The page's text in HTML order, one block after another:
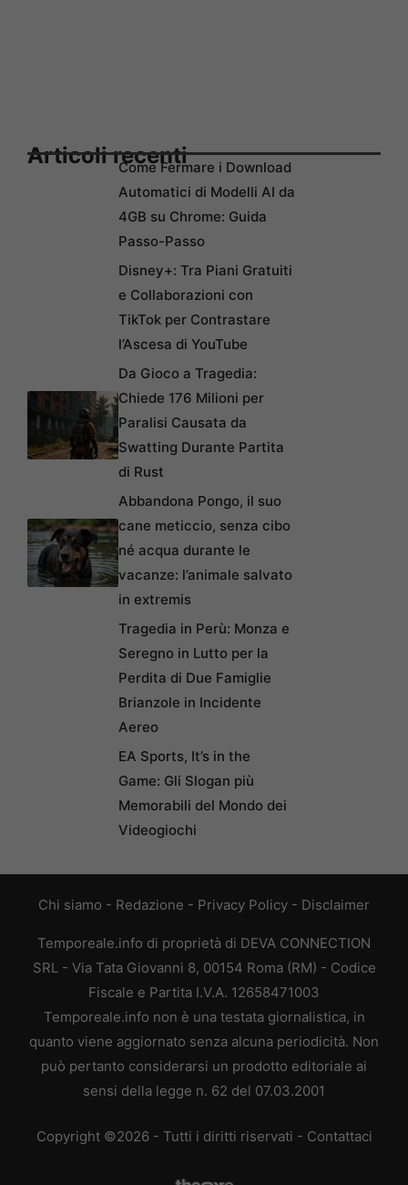
Articoli recentiCome Fermare i Download
Automatici di Modelli AI da
4GB su Chrome: Guida
Passo-Passo
Disney+: Tra Piani Gratuiti
e Collaborazioni con
TikTok per Contrastare
l’Ascesa di YouTube
Da Gioco a Tragedia:
Chiede 176 Milioni per
Paralisi Causata da
Swatting Durante Partita
di Rust
Abbandona Pongo, il suo
cane meticcio, senza cibo
né acqua durante le
vacanze: l’animale salvato
in extremis
Tragedia in Perù: Monza e
Seregno in Lutto per la
Perdita di Due Famiglie
Brianzole in Incidente
Aereo
EA Sports, It’s in the
Game: Gli Slogan più
Memorabili del Mondo dei
Videogiochi
Chi siamo - Redazione - Privacy Policy - Disclaimer
Temporeale.info di proprietà di DEVA CONNECTION
SRL - Via Tata Giovanni 8, 00154 Roma (RM) - Codice
Fiscale e Partita I.V.A. 12658471003
Temporeale.info non è una testata giornalistica, in
quanto viene aggiornato senza alcuna periodicità. Non
può pertanto considerarsi un prodotto editoriale ai
sensi della legge n. 62 del 07.03.2001
Copyright ©2026 - Tutti i diritti riservati - Contattaci